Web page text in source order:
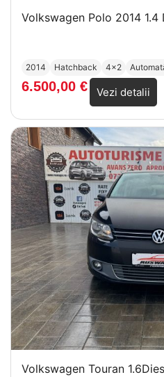
Volkswagen Polo 2014 1.4
2014 Hatchback 4x2
6.500,00 € Vezi detalii
Volkswagen Touran